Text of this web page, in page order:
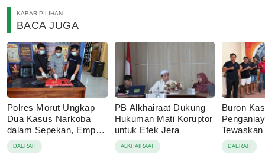
KABAR PILIHAN
BACA JUGA
Polres Morut Ungkap
Dua Kasus Narkoba
dalam Sepekan, Empat
Pelaku Ditangkap
DAERAH
PB Alkhairaat Dukung
Hukuman Mati Koruptor
untuk Efek Jera
ALKHAIRAAT
Buron
Bahodopi
Buton
DAERAH